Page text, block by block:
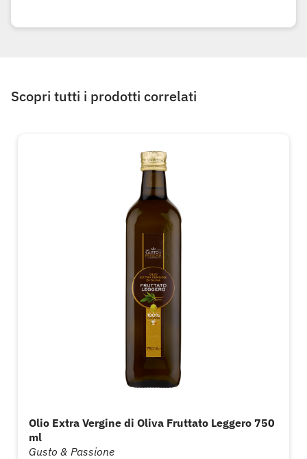
Scopri tutti i prodotti correlati
Olio Extra Vergine di Oliva Fruttato Leggero 750
ml
Gusto & Passione